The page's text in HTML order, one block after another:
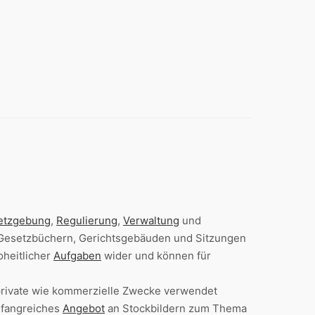
, Regulierung, Verwaltung und
Gerichtsgebäuden und Sitzungen
Aufgaben wider und können für
wie kommerzielle Zwecke verwendet
Angebot an Stockbildern zum Thema